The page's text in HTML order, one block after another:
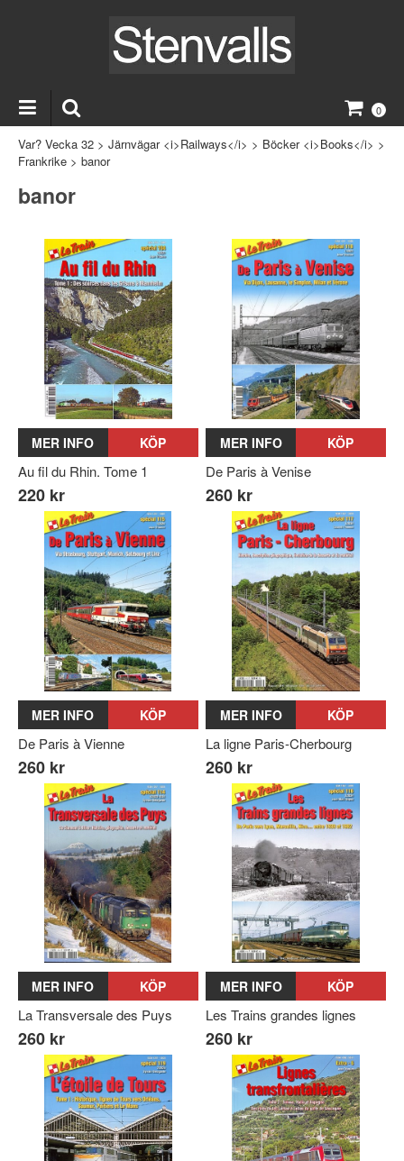
0
Var? Vecka 32 > Järnvägar <i>Railways</i> > Böcker <i>Books</i> >
Frankrike > banor
banor
MER INFO KÖP
Au fil du Rhin. Tome 1
220 kr
MER INFO KÖP
De Paris à Venise
260 kr
MER INFO KÖP
De Paris à Vienne
260 kr
MER INFO KÖP
La ligne Paris-Cherbourg
260 kr
MER INFO KÖP
La Transversale des Puys
260 kr
MER INFO KÖP
Les Trains grandes lignes
260 kr